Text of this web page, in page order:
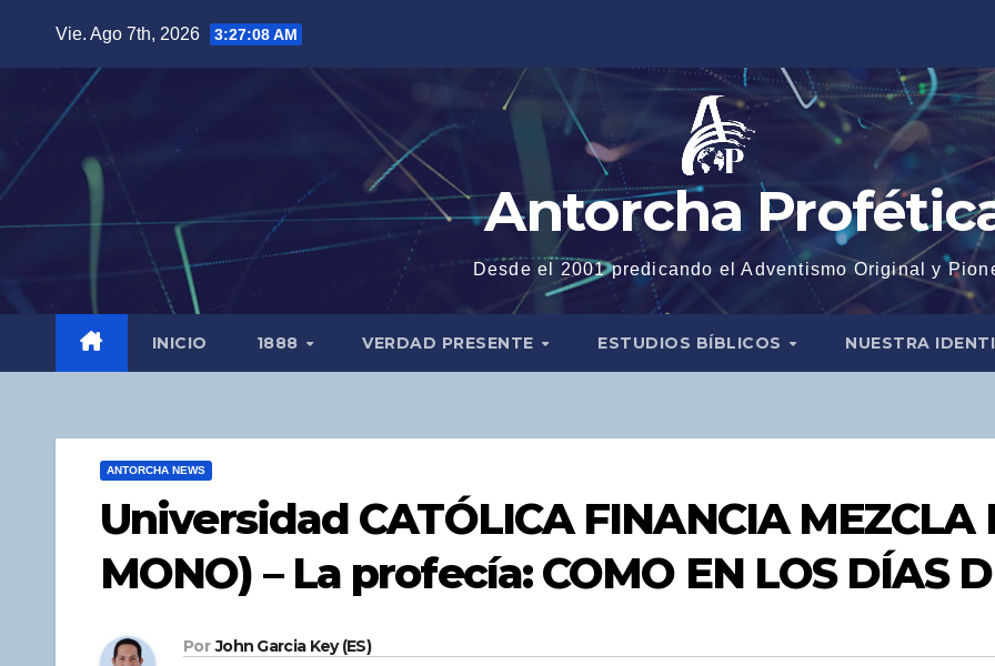
Vie. Ago 7th, 2026 3:27:09 AM
Antorcha
Desde el 2001 predicando el Adventismo Original y
INICIO 1888 VERDAD PRESENTE ESTUDIOS BÍBLICOS NUESTRA
ANTORCHA NEWS
Universidad CATÓLICA FINANCIA MEZCLA
MONO) – La profecía: COMO EN LOS DÍAS
Por John Garcia Key (ES)